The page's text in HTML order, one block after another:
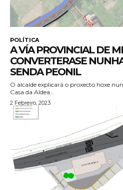
POLÍTICA
A VÍA PROVINCIAL DE
CONVERTERASE
SENDA PEONIL
O alcalde explicará o proxecto hoxe
Casa da Aldea...
2 Febreiro, 2023